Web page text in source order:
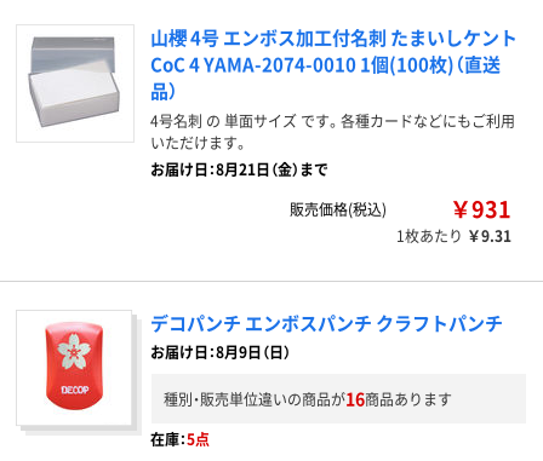
山櫻 4号 エンボス加工付名刺 たまいしケント
CoC 4 YAMA-2074-0010 1個(100枚)（直送
品）
4号名刺 の 単面サイズ です。各種カードなどにもご利用
いただけます。
お届け日：8月21日（金）まで
販売価格(税込)
￥931
1枚あたり ￥9.31
デコパンチ エンボスパンチ クラフトパンチ
お届け日：8月9日（日）
種別・販売単位違いの商品が16商品あります
在庫：5点